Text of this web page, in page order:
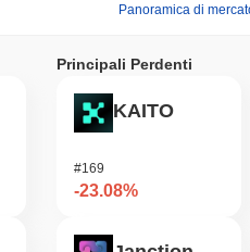
Panoramica di
Principali Perdenti
KAITO
#169
-23.08%